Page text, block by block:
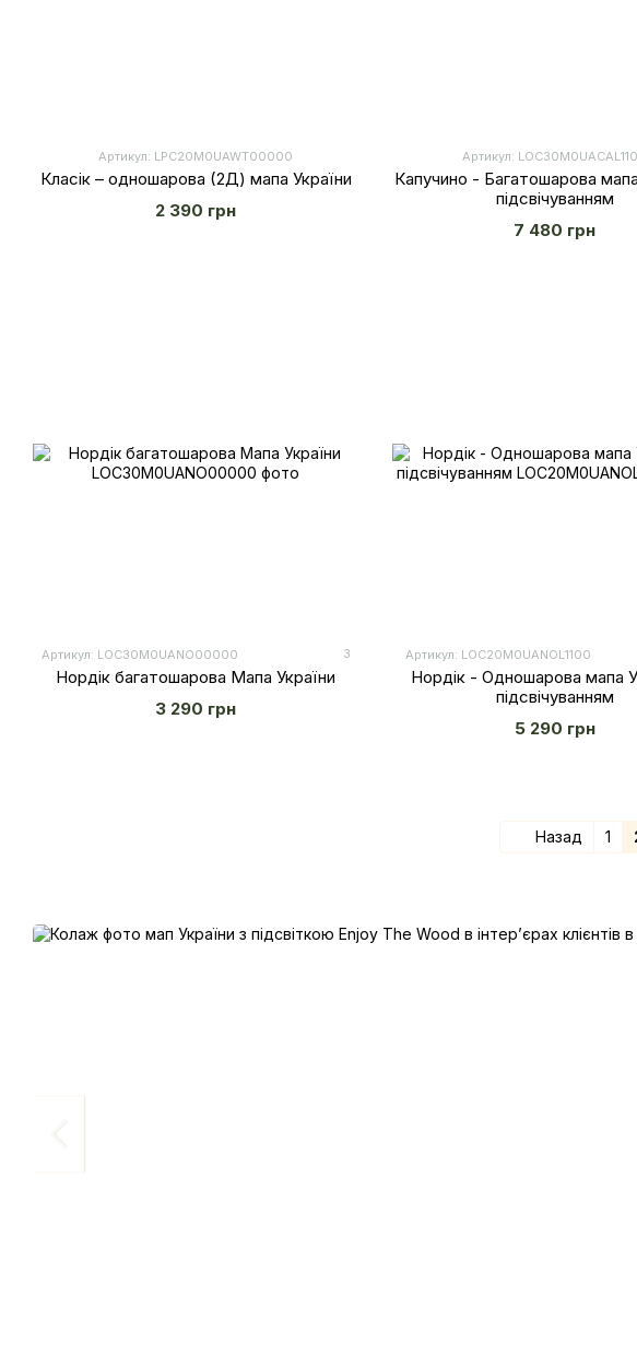
Артикул: LPC20M0UAWT00000
Класік – одношарова (2Д) мапа України
2 390 грн
Артикул:
Капучино - Багатошарова
підсвічуванням
7 480 грн
Артикул: LOС30M0UANO00000 3
Нордік багатошарова Мапа України
3 290 грн
Артикул: LOС20M0UANOL1100
Нордік - Одношарова мапа
підсвічуванням
5 290 грн
Назад 1